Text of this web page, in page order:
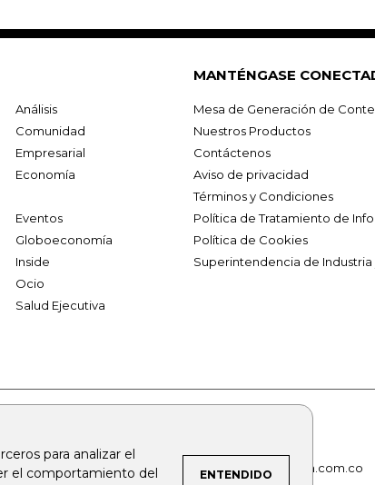
para analizar el
el comportamiento del
ENTENDIDO
Análisis
Comunidad
Empresarial
Economía
Eventos
Globoeconomía
Inside
Ocio
Salud Ejecutiva
MANTÉNGASE
Mesa de Generación de
Nuestros Productos
Contáctenos
Aviso de privacidad
Términos y Condiciones
Política de Tratamiento de
Política de Cookies
Superintendencia de
bolsaencolombia.com
noticiasrcn.com lafm.com.co
alerta.com.co